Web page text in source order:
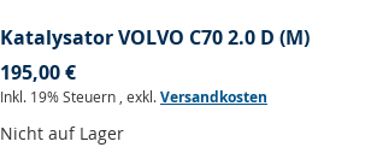
Katalysator VOLVO C70 2.0 D (M)
195,00 €
Inkl. 19% Steuern , exkl.Versandkosten
Nicht auf Lager